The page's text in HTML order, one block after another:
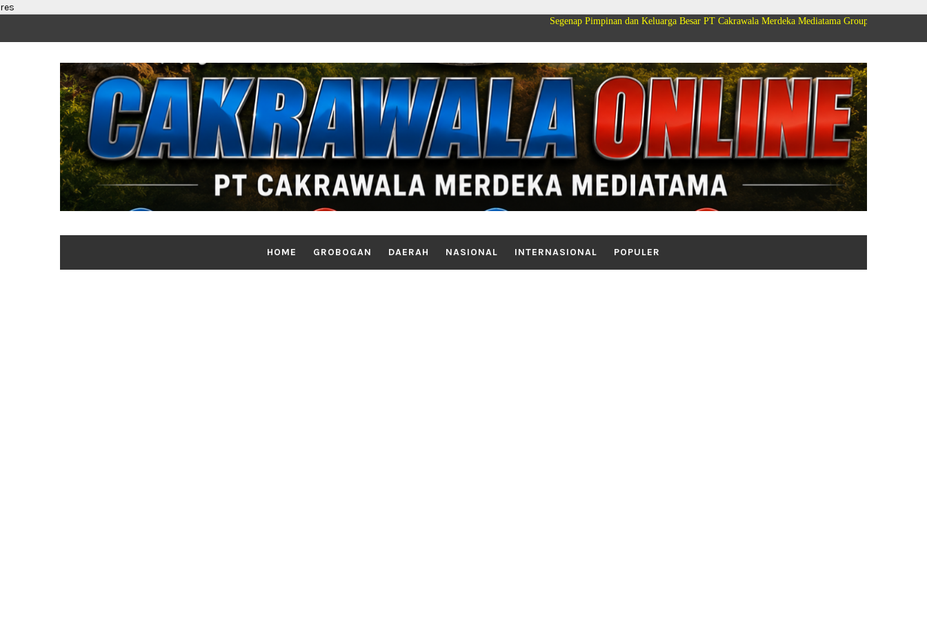
res
Segenap Pimpinan dan Keluarga Besar PT Cakrawala Merdeka Mediatama Group Mengucapkan Selamat
HOME GROBOGAN DAERAH NASIONAL INTERNASIONAL POPULER